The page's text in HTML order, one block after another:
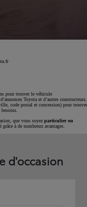
pour trouver le véhicule
Toyota et d’autres constructeurs.
code postal et concession) pour trouver
que vous soyez particulier ou
à de nombreux avantages.
d'occasion